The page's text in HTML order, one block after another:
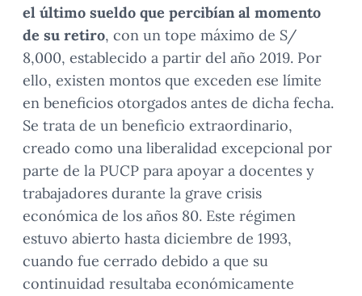
el último sueldo que percibían al momento
de su retiro, con un tope máximo de S/
8,000, establecido a partir del año 2019. Por
ello, existen montos que exceden ese límite
en beneficios otorgados antes de dicha fecha.
Se trata de un beneficio extraordinario,
creado como una liberalidad excepcional por
parte de la PUCP para apoyar a docentes y
trabajadores durante la grave crisis
económica de los años 80. Este régimen
estuvo abierto hasta diciembre de 1993,
cuando fue cerrado debido a que su
continuidad resultaba económicamente